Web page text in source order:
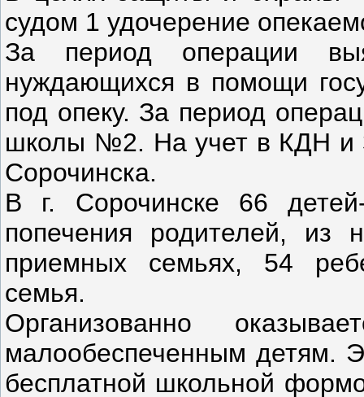
судом 1 удочерение
За период операции
нуждающихся в помощи
под опеку. За период
школы №2. На учет в КДН и
Сорочинска.
В г. Сорочинске 66
попечения родителей, из
приемных семьях, 54
семья.
Организованно
малообеспеченным детям.
бесплатной школьной